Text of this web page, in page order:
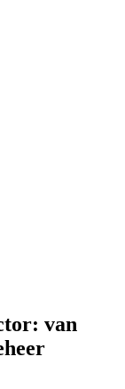
van